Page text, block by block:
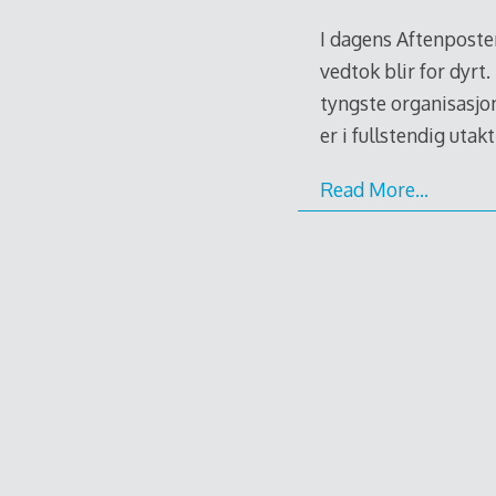
I dagens
vedtok blir for dyrt.
tyngste
er i fullstendig utakt
Read More…